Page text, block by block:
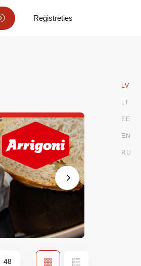
LV
LT
EE
EN
RU
Reģistrēties
ApskatītRežģis Saraksts
48